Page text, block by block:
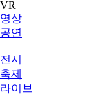
VR
영상
공연
전시
축제
라이브